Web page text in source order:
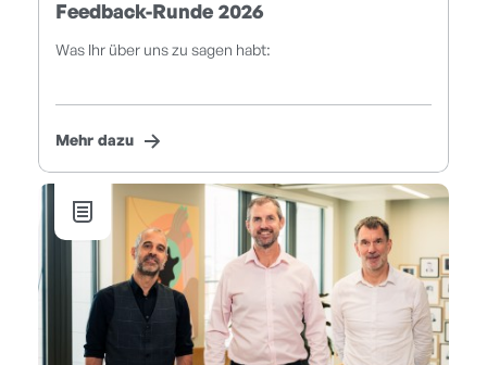
Feedback-Runde 2026
Was Ihr über uns zu sagen habt:
Mehr dazu